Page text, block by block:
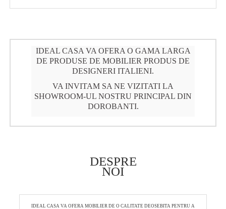
IDEAL CASA VA OFERA O GAMA LARGA
DE PRODUSE DE MOBILIER PRODUS DE
DESIGNERI ITALIENI.
VA INVITAM SA NE VIZITATI LA
SHOWROOM-UL NOSTRU PRINCIPAL DIN
DOROBANTI.
DESPRE
NOI
IDEAL CASA VA OFERA MOBILIER DE O CALITATE DEOSEBITA PENTRU A